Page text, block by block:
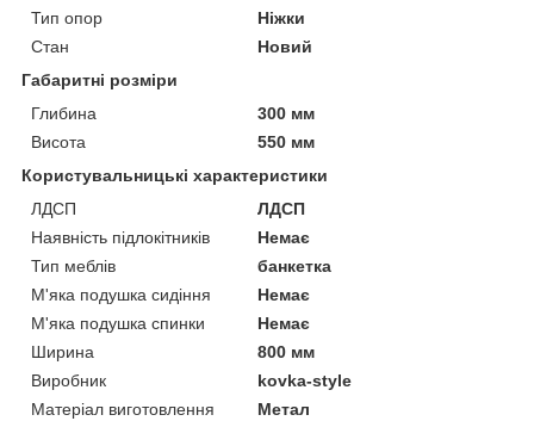
Тип опор
Ніжки
Стан
Новий
Габаритні розміри
Глибина
300 мм
Висота
550 мм
Користувальницькі характеристики
ЛДСП
ЛДСП
Наявність підлокітників
Немає
Тип меблів
банкетка
М'яка подушка сидіння
Немає
М'яка подушка спинки
Немає
Ширина
800 мм
Виробник
kovka-style
Матеріал виготовлення
Метал